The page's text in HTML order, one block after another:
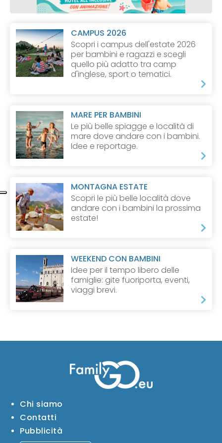
CAMPUS 2026
Scopri i campus dell'estate 2026
per bambini e ragazzi e scegli
quello più adatto tra camp
d'inglese, sport o tematici.
MARE PER BAMBINI
Le più belle spiagge e località di
mare dove andare con i bambini.
Idee e reportage.
MONTAGNA ESTATE
Scopri le più belle località dove
andare con i bambini la prossima
estate!
WEEKEND CON BAMBINI
Idee per il tempo libero delle
famiglie: gite fuoriporta, eventi,
viaggi brevi.
Chi siamo
Contatti
Pubblicità